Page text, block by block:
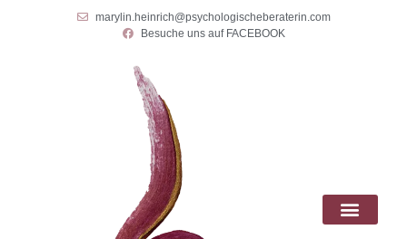
marylin.heinrich@psychologischeberaterin.com
Besuche uns auf FACEBOOK